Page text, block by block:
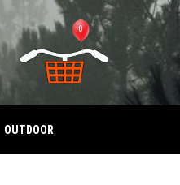
0
OUTDOOR